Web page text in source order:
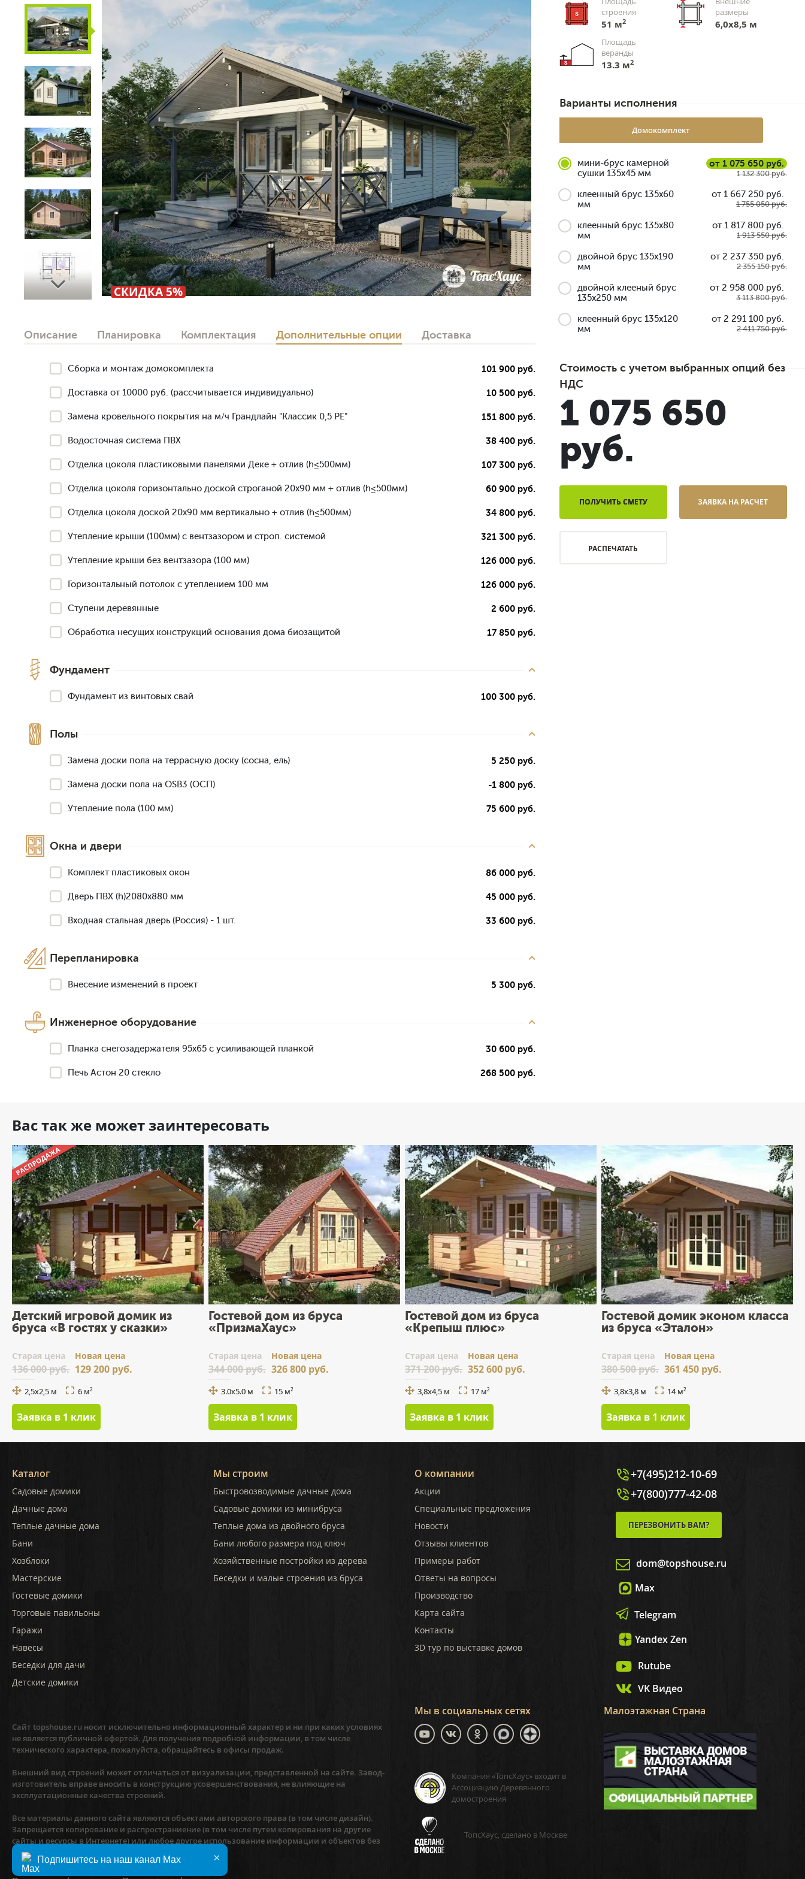
Next СКИДКА 5%
Описание Планировка Комплектация Дополнительные опции Доставка
Сборка и монтаж домокомплекта 101 900 руб.
Доставка от 10000 руб. (рассчитывается индивидуально) 10 500 руб.
Замена кровельного покрытия на м/ч Грандлайн "Классик 0,5 РЕ" 151 800 руб.
Водосточная система ПВХ 38 400 руб.
Отделка цоколя пластиковыми панелями Деке + отлив (h≤500мм) 107 300 руб.
Отделка цоколя горизонтально доской строганой 20х90 мм + отлив (h≤500мм) 60 900 руб.
Отделка цоколя доской 20х90 мм вертикально + отлив (h≤500мм) 34 800 руб.
Утепление крыши (100мм) с вентзазором и строп. системой 321 300 руб.
Утепление крыши без вентзазора (100 мм) 126 000 руб.
Горизонтальный потолок с утеплением 100 мм 126 000 руб.
Ступени деревянные 2 600 руб.
Обработка несущих конструкций основания дома биозащитой 17 850 руб.
Фундамент
Фундамент из винтовых свай 100 300 руб.
Полы
Замена доски пола на террасную доску (сосна, ель) 5 250 руб.
Замена доски пола на OSB3 (ОСП) -1 800 руб.
Утепление пола (100 мм) 75 600 руб.
Окна и двери
Комплект пластиковых окон 86 000 руб.
Дверь ПВХ (h)2080х880 мм 45 000 руб.
Входная стальная дверь (Россия) - 1 шт. 33 600 руб.
Перепланировка
Внесение изменений в проект 5 300 руб.
Инженерное оборудование
Планка снегозадержателя 95х65 с усиливающей планкой 30 600 руб.
Печь Астон 20 стекло 268 500 руб.
строения
51 м2
размеры
6,0х8,5 м
Площадь
веранды
13.3 м2
Варианты исполнения
Домокомплект
мини-брус камерной
сушки 135x45 мм
от 1 075 650 руб.
1 132 300 руб.
клеенный брус 135x60
мм
от 1 667 250 руб.
1 755 050 руб.
клеенный брус 135x80
мм
от 1 817 800 руб.
1 913 550 руб.
двойной брус 135x190
мм
от 2 237 350 руб.
2 355 150 руб.
двойной клееный брус
135x250 мм
от 2 958 000 руб.
3 113 800 руб.
клеенный брус 135x120
мм
от 2 291 100 руб.
2 411 750 руб.
Стоимость с учетом выбранных опций без
НДС
1 075 650
руб.
ПОЛУЧИТЬ СМЕТУ ЗАЯВКА НА РАСЧЕТ
РАСПЕЧАТАТЬ
Вас так же может заинтересовать
Детский игровой домик из
бруса «В гостях у сказки»
Cтарая цена
136 000 руб.
Новая цена
129 200 руб.
2,5х2,5 м 6 м2
Заявка в 1 клик
Гостевой дом из бруса
«ПризмаХаус»
Cтарая цена
344 000 руб.
Новая цена
326 800 руб.
3.0x5.0 м 15 м2
Заявка в 1 клик
Гостевой дом из бруса
«Крепыш плюс»
Cтарая цена
371 200 руб.
Новая цена
352 600 руб.
3,8х4,5 м 17 м2
Заявка в 1 клик
Гостевой домик эконом класса
из бруса «Эталон»
Cтарая цена
380 500 руб.
Новая цена
361 450 руб.
3,8x3,8 м 14 м2
Заявка в 1 клик
Каталог
Садовые домики
Дачные дома
Теплые дачные дома
Бани
Хозблоки
Мастерские
Гостевые домики
Торговые павильоны
Гаражи
Навесы
Беседки для дачи
Детские домики
Мы строим
Быстровозводимые дачные дома
Садовые домики из минибруса
Теплые дома из двойного бруса
Бани любого размера под ключ
Хозяйственные постройки из дерева
Беседки и малые строения из бруса
О компании
Акции
Специальные предложения
Новости
Отзывы клиентов
Примеры работ
Ответы на вопросы
Производство
Карта сайта
Контакты
3D тур по выставке домов
+7(495)212-10-69
+7(800)777-42-08
ПЕРЕЗВОНИТЬ ВАМ?
dom@topshouse.ru
Max
Telegram
Yandex Zen
Rutube
VK Видео
Мы в социальных сетях
Компания «ТопсХаус» входит в
Ассоциацию Деревянного
домостроения
ТопсХаус, сделано в Москве
Малоэтажная Страна
Сайт topshouse.ru носит исключительно информационный характер и ни при каких условиях
не является публичной офертой. Для получения подробной информации, в том числе
технического характера, пожалуйста, обращайтесь в офисы продаж.
Внешний вид строений может отличаться от визуализации, представленной на сайте. Завод-
изготовитель вправе вносить в конструкцию усовершенствования, не влияющие на
эксплуатационные качества строений.
Все материалы данного сайта являются объектами авторского права (в том числе дизайн).
Запрещается копирование и распространиение (в том числе путем копирования на другие
сайты и ресурсы в Интернете) или любое другое использование информации и объектов без
предварительного согласия правообладателя.
×
Подпишитесь на наш канал Max